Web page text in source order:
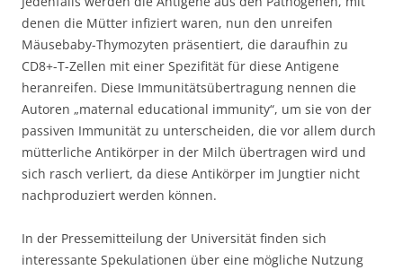
denen die Mütter infiziert waren, nun den unreifen
Mäusebaby-Thymozyten präsentiert, die daraufhin zu
CD8+-T-Zellen mit einer Spezifität für diese Antigene
heranreifen. Diese Immunitätsübertragung nennen die
Autoren „maternal educational immunity“, um sie von der
passiven Immunität zu unterscheiden, die vor allem durch
mütterliche Antikörper in der Milch übertragen wird und
sich rasch verliert, da diese Antikörper im Jungtier nicht
nachproduziert werden können.
In der Pressemitteilung der Universität finden sich
interessante Spekulationen über eine mögliche Nutzung